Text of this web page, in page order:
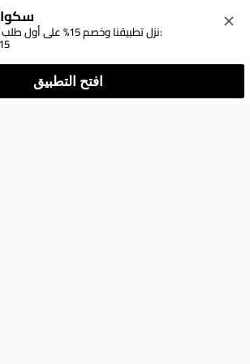
نزل تطبيقنا وخصم 15%
افتح التطبيق